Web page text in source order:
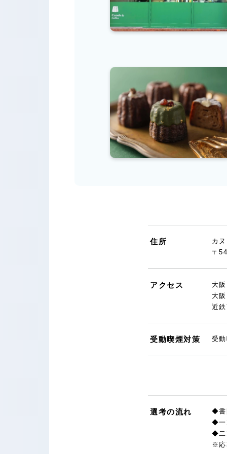
住所
カヌ
〒
アクセス
大
大
近
受動喫煙対策 受動
選考の流れ
◆書
◆一
◆二
※応